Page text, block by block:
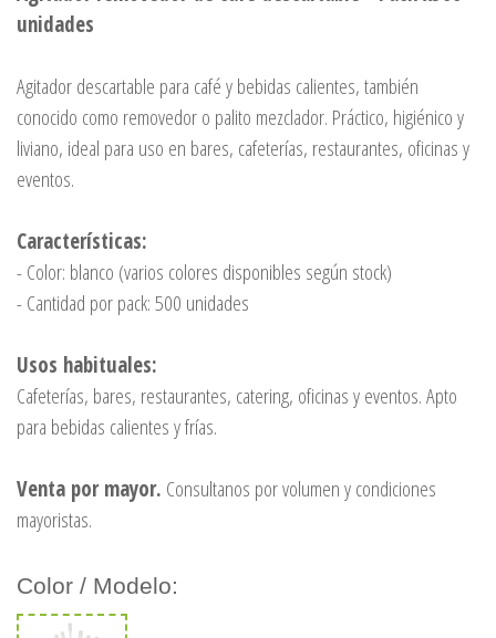
unidades
Agitador descartable para café y bebidas calientes, también
conocido como removedor o palito mezclador. Práctico, higiénico y
liviano, ideal para uso en bares, cafeterías, restaurantes, oficinas y
eventos.
Características:
- Color: blanco (varios colores disponibles según stock)
- Cantidad por pack: 500 unidades
Usos habituales:
Cafeterías, bares, restaurantes, catering, oficinas y eventos. Apto
para bebidas calientes y frías.
Venta por mayor. Consultanos por volumen y condiciones
mayoristas.
Color / Modelo: